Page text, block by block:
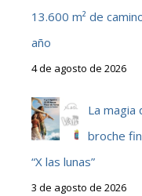
13.600 m² de
año
4 de agosto de 2026
La magia
broche
“X las lunas”
3 de agosto de 2026